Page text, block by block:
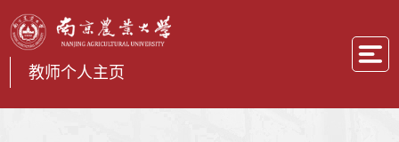
教师个人主页